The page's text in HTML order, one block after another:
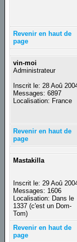
Revenir en haut de
page
vin-moi
Administrateur
Inscrit le: 28 Aoû
Messages: 6897
Localisation: France
Revenir en haut de
page
Mastakilla
Inscrit le: 29 Aoû
Messages: 1606
Localisation: Dans le
1337 (c'est un Dom-
Tom)
Revenir en haut de
page